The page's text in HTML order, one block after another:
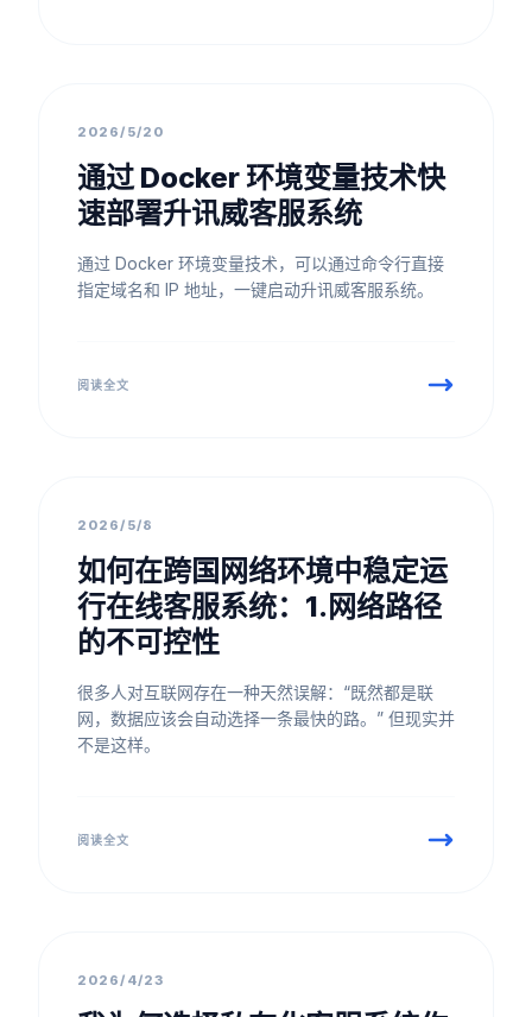
最佳实践
2026/5/20
通过 Docker 环境变量技术快
速部署升讯威客服系统
通过 Docker 环境变量技术，可以通过命令行直接
指定域名和 IP 地址，一键启动升讯威客服系统。
阅读全文
团队文化
2026/5/8
如何在跨国网络环境中稳定运
行在线客服系统：1.网络路径
的不可控性
很多人对互联网存在一种天然误解：“既然都是联
网，数据应该会自动选择一条最快的路。” 但现实并
不是这样。
阅读全文
竞品对比
2026/4/23